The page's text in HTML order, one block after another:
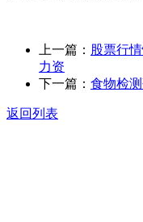
上一篇： 股票行
力资
下一篇： 食物检
返回列表